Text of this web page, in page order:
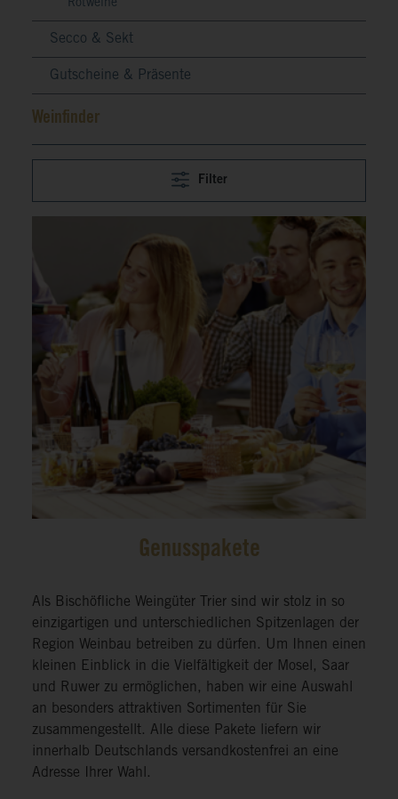
Rotweine
Secco & Sekt
Gutscheine & Präsente
Weinfinder
Filter
Genusspakete
Als Bischöfliche Weingüter Trier sind wir stolz in so
einzigartigen und unterschiedlichen Spitzenlagen der
Region Weinbau betreiben zu dürfen. Um Ihnen einen
kleinen Einblick in die Vielfältigkeit der Mosel, Saar
und Ruwer zu ermöglichen, haben wir eine Auswahl
an besonders attraktiven Sortimenten für Sie
zusammengestellt. Alle diese Pakete liefern wir
innerhalb Deutschlands versandkostenfrei an eine
Adresse Ihrer Wahl.